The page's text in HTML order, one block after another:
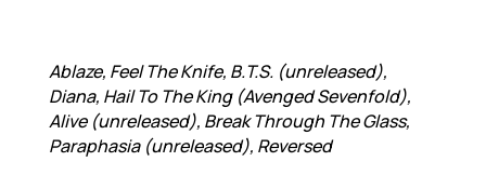
Ablaze, Feel The Knife, B.T.S. (unreleased),
Diana, Hail To The King (Avenged Sevenfold),
Alive (unreleased), Break Through The Glass,
Paraphasia (unreleased), Reversed